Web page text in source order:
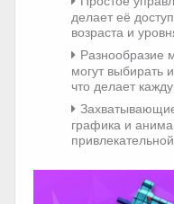
делает её
возраста и
Разнообразие
могут выбирать
что делает
графика и